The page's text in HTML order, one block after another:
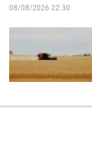
08/08/2026 22:30